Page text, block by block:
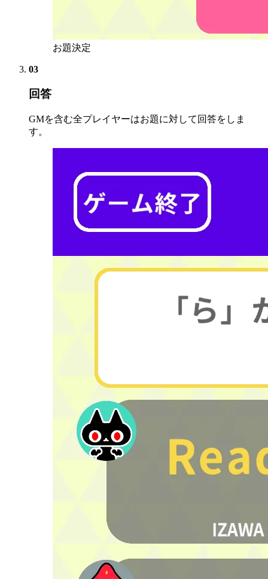
お題決定
03
回答
GMを含む全プレイヤーはお題に対して回答をしま
す。